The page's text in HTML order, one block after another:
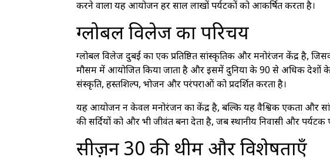
करने वाला यह आयोजन हर साल लाखों पर्यटकों को आकर्षित करता है।
ग्लोबल विलेज का परिचय
ग्लोबल विलेज दुबई का एक प्रतिष्ठित सांस्कृतिक और मनोरंजन केंद्र है,
मौसम में आयोजित किया जाता है और इसमें दुनिया के 90 से अधिक देशों
संस्कृति, हस्तशिल्प, भोजन और परंपराओं को प्रदर्शित करता है।
यह आयोजन न केवल मनोरंजन का केंद्र है, बल्कि यह वैश्विक एकता और
की सर्दियों को और भी जीवंत बना देता है, जब स्थानीय निवासी और
सीज़न 30 की थीम और विशेषताएँ